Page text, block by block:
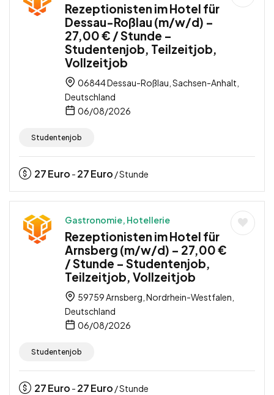
Rezeptionisten im Hotel für
Dessau-Roßlau (m/w/d) –
27,00 € / Stunde –
Studentenjob, Teilzeitjob,
Vollzeitjob
06844 Dessau-Roßlau, Sachsen-Anhalt,
Deutschland
06/08/2026
Studentenjob
27Euro - 27Euro / Stunde
Gastronomie, Hotellerie
Rezeptionisten im Hotel für
Arnsberg (m/w/d) – 27,00 €
/ Stunde – Studentenjob,
Teilzeitjob, Vollzeitjob
59759 Arnsberg, Nordrhein-Westfalen,
Deutschland
06/08/2026
Studentenjob
27Euro - 27Euro / Stunde